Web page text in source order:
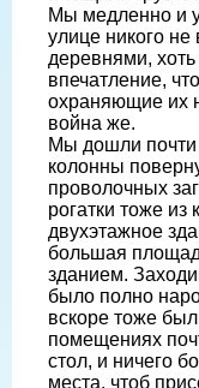
Мы медленно и
улице никого не
деревнями,
впечатление,
охраняющие их
война же.
Мы дошли почти
колонны
проволочных
рогатки тоже
двухэтажное
большая
зданием.
было полно
вскоре тоже
помещениях
стол, и ничего
места, чтоб